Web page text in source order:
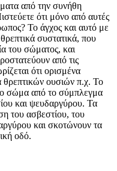
από την συνήθη
ότι μόνο από αυτές
Το άγχος και αυτό με
συστατικά, που
του σώματος, και
από τις
ότι ορισμένα
ουσιών π.χ. Το
σώμα από το σύμπλεγμα
και ψευδαργύρου. Τα
του ασβεστίου, του
και σκοτώνουν τα
οδό.